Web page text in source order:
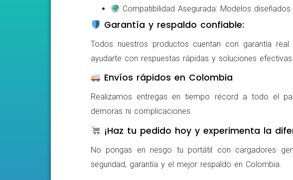
Compatibilidad Asegurada: Modelos
Garantía y respaldo confiable:
Todos nuestros productos cuentan con garantía
ayudarte con respuestas rápidas y soluciones
Envíos rápidos en Colombia
Realizamos entregas en tiempo récord a todo el
demoras ni complicaciones.
¡Haz tu pedido hoy y experimenta la
No pongas en riesgo tu portátil con cargadores
seguridad, garantía y el mejor respaldo en Colombia.